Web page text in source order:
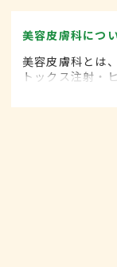
美容皮膚科につ
美容皮膚科とは
トックス注射・
ビ治療など美容
です。